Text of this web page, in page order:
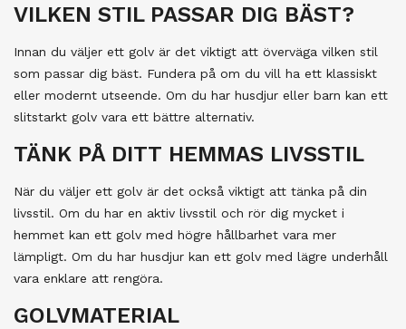
VILKEN STIL PASSAR DIG BÄST?
Innan du väljer ett golv är det viktigt att överväga vilken stil
som passar dig bäst. Fundera på om du vill ha ett klassiskt
eller modernt utseende. Om du har husdjur eller barn kan ett
slitstarkt golv vara ett bättre alternativ.
TÄNK PÅ DITT HEMMAS LIVSSTIL
När du väljer ett golv är det också viktigt att tänka på din
livsstil. Om du har en aktiv livsstil och rör dig mycket i
hemmet kan ett golv med högre hållbarhet vara mer
lämpligt. Om du har husdjur kan ett golv med lägre underhåll
vara enklare att rengöra.
GOLVMATERIAL